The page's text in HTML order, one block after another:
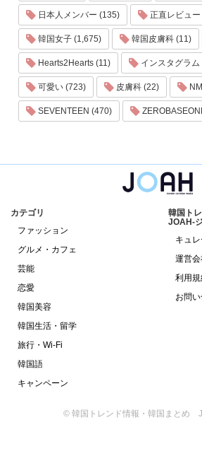
日本人メンバー (135) 正直レビュ
韓国女子 (1,675) 韓国皮膚科 (11)
Hearts2Hearts (11) インスタグラ
可愛い (723) 皮膚科 (22)
SEVENTEEN (470)
カテゴリ
ファッション
グルメ・カフェ
芸能
恋愛
韓国美容
韓国生活・留学
旅行・Wi-Fi
韓国語
キャンペーン
韓国ト
JOAH-
キュ
運営会
利用
お問
© 韓国トレンド情報・韓国まとめ